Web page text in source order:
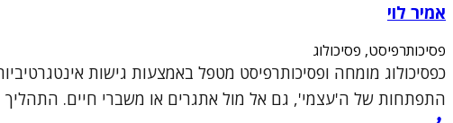
אמיר לוי
פסיכותרפיסט, פסיכולוג
כפסיכולוג מומחה ופסיכותרפיסט מטפל באמצעות גישות
התפתחות של ה'עצמי', גם אל מול אתגרים או משברי חיים. התהליך